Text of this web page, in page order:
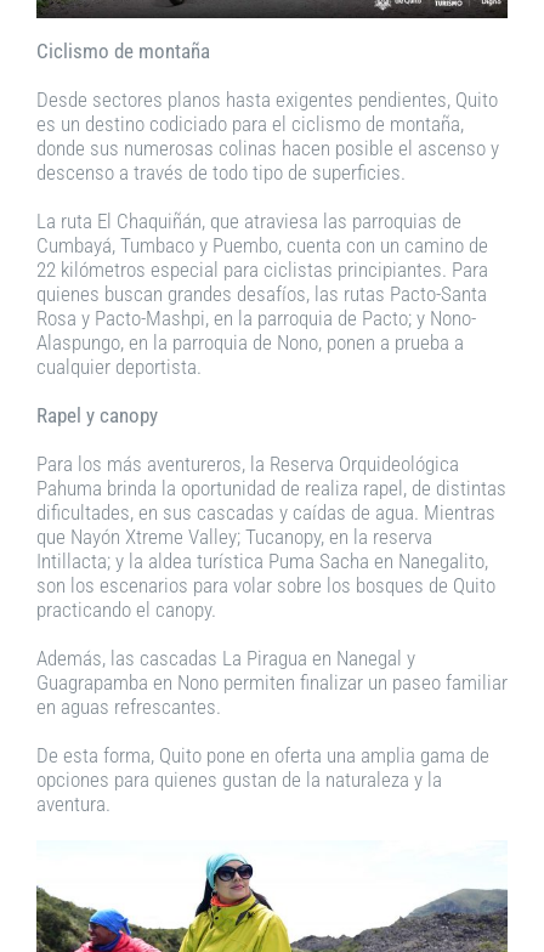
Ciclismo de montaña
Desde sectores planos hasta exigentes pendientes, Quito
es un destino codiciado para el ciclismo de montaña,
donde sus numerosas colinas hacen posible el ascenso y
descenso a través de todo tipo de superficies.
La ruta El Chaquiñán, que atraviesa las parroquias de
Cumbayá, Tumbaco y Puembo, cuenta con un camino de
22 kilómetros especial para ciclistas principiantes. Para
quienes buscan grandes desafíos, las rutas Pacto-Santa
Rosa y Pacto-Mashpi, en la parroquia de Pacto; y Nono-
Alaspungo, en la parroquia de Nono, ponen a prueba a
cualquier deportista.
Rapel y canopy
Para los más aventureros, la Reserva Orquideológica
Pahuma brinda la oportunidad de realiza rapel, de distintas
dificultades, en sus cascadas y caídas de agua. Mientras
que Nayón Xtreme Valley; Tucanopy, en la reserva
Intillacta; y la aldea turística Puma Sacha en Nanegalito,
son los escenarios para volar sobre los bosques de Quito
practicando el canopy.
Además, las cascadas La Piragua en Nanegal y
Guagrapamba en Nono permiten finalizar un paseo familiar
en aguas refrescantes.
De esta forma, Quito pone en oferta una amplia gama de
opciones para quienes gustan de la naturaleza y la
aventura.